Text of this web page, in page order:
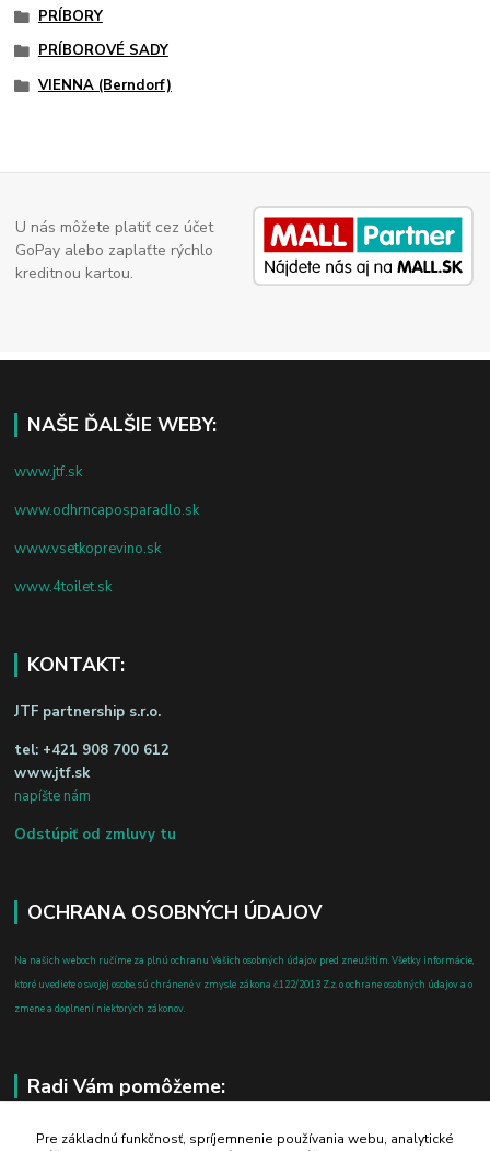
PRÍBORY
PRÍBOROVÉ SADY
VIENNA (Berndorf)
U nás môžete platiť cez účet
GoPay alebo zaplaťte rýchlo
kreditnou kartou.
NAŠE ĎALŠIE WEBY:
www.jtf.sk
www.odhrncaposparadlo.sk
www.vsetkoprevino.sk
www.4toilet.sk
KONTAKT:
JTF partnership s.r.o.
tel: +421 908 700 612
www.jtf.sk
napíšte nám
Odstúpiť od zmluvy tu
OCHRANA OSOBNÝCH ÚDAJOV
Na našich weboch ručíme za plnú ochranu Vašich osobných údajov pred zneužitím. Všetky informácie,
ktoré uvediete o svojej osobe, sú chránené v zmysle zákona č.122/2013 Z.z. o ochrane osobných údajov a o
zmene a doplnení niektorých zákonov.
Radi Vám pomôžeme:
+421 908 700 612
Pre základnú funkčnosť, spríjemnenie používania webu, analytické